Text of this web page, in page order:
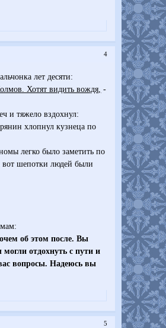
4
лет десяти:
Хотят видить вождя, -
и тяжело вздохнул:
хлопнул кузнеца по
легко было заметить по
шепотки людей были
об этом после. Вы
отдохнуть с пути и
вопросы. Надеюсь вы
5